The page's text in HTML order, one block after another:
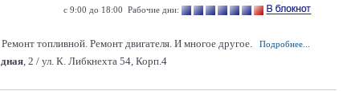
с 9:00 до 18:00 Рабочие дни:
топливной. Ремонт двигателя. И многое другое.
Подробнее...
, 2 / ул. К. Либкнехта 54, Корп.4